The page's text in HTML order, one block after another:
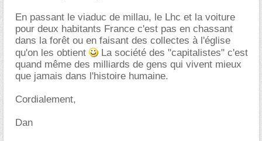
En passant le viaduc de millau, le Lhc et la voiture
pour deux habitants France c'est pas en chassant
dans la forêt ou en faisant des collectes à l'église
qu'on les obtient
La société des "capitalistes" c'est
quand même des milliards de gens qui vivent mieux
que jamais dans l'histoire humaine.
Cordialement,
Dan